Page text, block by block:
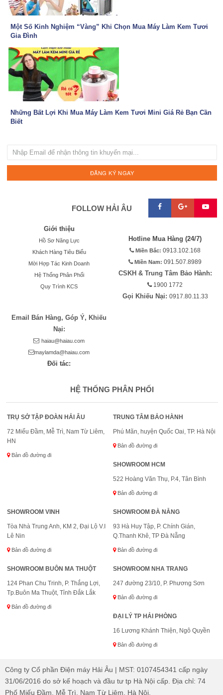
Một Số Kinh Nghiệm “Vàng” Khi Chọn Mua Máy Làm Kem Tươi
Gia Đình
Những Bất Lợi Khi Mua Máy Làm Kem Tươi Mini Giá Rẻ Bạn Cần
Biết
FOLLOW HẢI ÂU   
Giới thiệu
Hồ Sơ Năng Lực
Khách Hàng Tiêu Biểu
Mời Hợp Tác Kinh Doanh
Hệ Thống Phân Phối
Quy Trình KCS
Hotline Mua Hàng (24/7)
Miền Bắc: 0913.102.168
Miền Nam: 091.507.8989
CSKH & Trung Tâm Bảo Hành:
1900 1772
Gọi Khiếu Nại: 0917.80.11.33
Email Bán Hàng, Góp Ý, Khiếu
Nại:
haiau@haiau.com
maylamda@haiau.com
Đối tác:
HỆ THỐNG PHÂN PHỐI
TRỤ SỞ TẬP ĐOÀN HẢI ÂU
72 Miếu Đầm, Mễ Trì, Nam Từ Liêm,
HN
Bản đồ đường đi
TRUNG TÂM BẢO HÀNH
Phú Mãn, huyện Quốc Oai, TP. Hà Nội
Bản đồ đường đi
SHOWROOM HCM
522 Hoàng Văn Thụ, P.4, Tân Bình
Bản đồ đường đi
SHOWROOM VINH
Tòa Nhà Trung Anh, KM 2, Đại Lộ V.I
Lê Nin
Bản đồ đường đi
SHOWROOM ĐÀ NẴNG
93 Hà Huy Tập, P. Chính Gián,
Q.Thanh Khê, TP Đà Nẵng
Bản đồ đường đi
SHOWROOM BUÔN MA THUỘT
124 Phan Chu Trinh, P. Thắng Lợi,
Tp.Buôn Ma Thuột, Tỉnh Đắk Lắk
Bản đồ đường đi
SHOWROOM NHA TRANG
247 đường 23/10, P. Phương Sơn
Bản đồ đường đi
ĐẠI LÝ TP HẢI PHÒNG
16 Lương Khánh Thiện, Ngô Quyền
Bản đồ đường đi
Công ty Cổ phần Điện máy Hải Âu | MST: 0107454341 cấp ngày
31/06/2016 do sở kế hoạch và đầu tư tp Hà Nội cấp. Địa chỉ: 74
Phố Miếu Đầm, Mễ Trì, Nam Từ Liêm, Hà Nội.